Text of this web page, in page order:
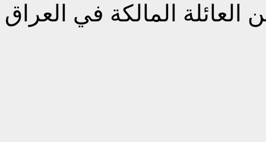
المالكة في العراق